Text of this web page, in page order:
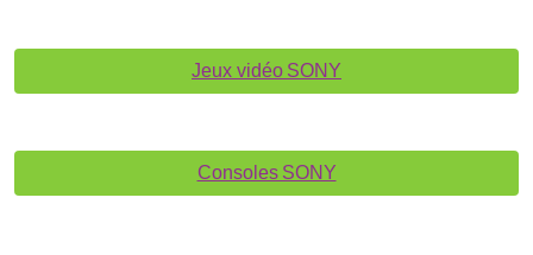
Jeux vidéo SONY
Consoles SONY